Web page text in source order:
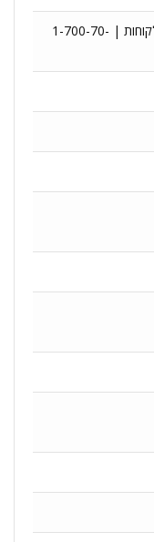
Apple | שירות לקוחות | 1-700-70-